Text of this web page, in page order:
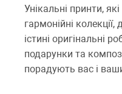
Унікальні принти,
гармонійні
істині оригінальні
подарунки та
порадують вас і